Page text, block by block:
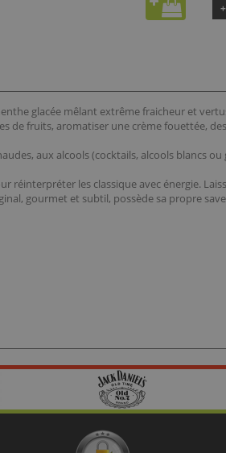
glacée mêlant extrême fraicheur et
de fruits, aromatiser une crème fouettée,
aux alcools (cocktails, alcools blancs
les classique avec énergie.
gourmet et subtil, possède sa propre